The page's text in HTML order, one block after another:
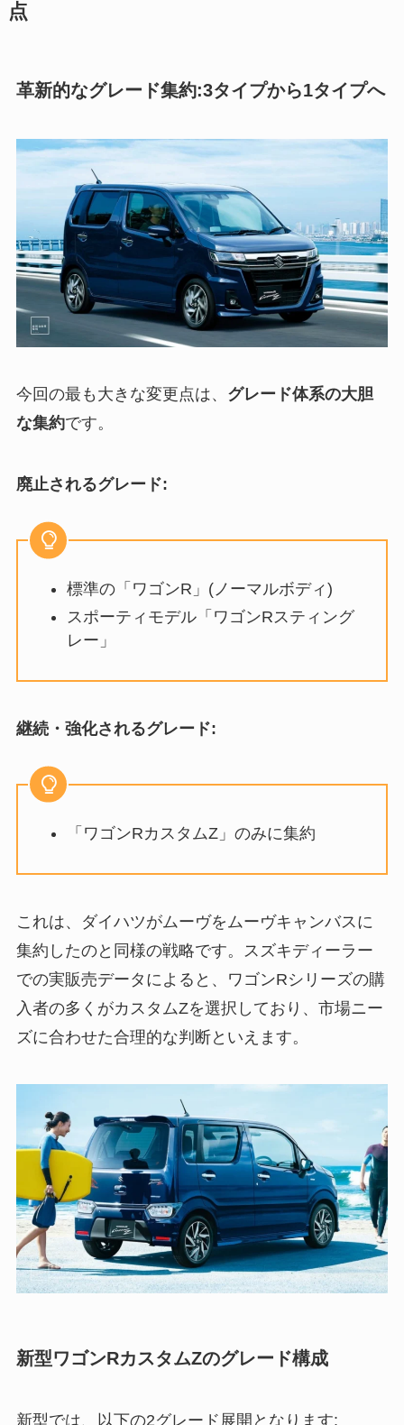
点
革新的なグレード集約:3タイプから1タイプへ
今回の最も大きな変更点は、 グレード体系の大胆
な集約です。
廃止されるグレード:
標準の「ワゴンR」(ノーマルボディ)
スポーティモデル「ワゴンRスティング
レー」
継続・強化されるグレード:
「ワゴンRカスタムZ」のみに集約
これは、ダイハツがムーヴをムーヴキャンバスに
集約したのと同様の戦略です。スズキディーラー
での実販売データによると、ワゴンRシリーズの購
入者の多くがカスタムZを選択しており、市場ニー
ズに合わせた合理的な判断といえます。
新型ワゴンRカスタムZのグレード構成
新型では、以下の2グレード展開となります: